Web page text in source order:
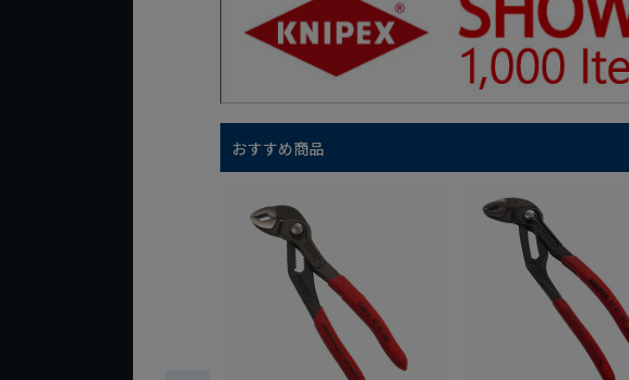
おすすめ商品